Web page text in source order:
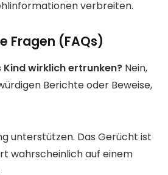
verbreiten.
Fragen (FAQs)
Kind wirklich ertrunken? Nein,
Berichte oder Beweise,
unterstützen. Das Gerücht ist
wahrscheinlich auf einem